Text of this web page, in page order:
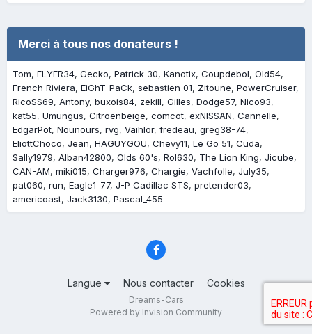
Merci à tous nos donateurs !
Tom FLYER34 Gecko Patrick 30 Kanotix Coupdebol Old54
French Riviera EiGhT-PaCk sebastien 01 Zitoune PowerCruiser
RicoSS69 Antony buxois84 zekill Gilles Dodge57 Nico93
kat55 Umungus Citroenbeige comcot exNISSAN Cannelle
EdgarPot Nounours rvg Vaihlor fredeau greg38-74
EliottChoco Jean HAGUYGOU Chevy11 Le Go 51 Cuda
Sally1979 Alban42800 Olds 60's Rol630 The Lion King Jicube
CAN-AM miki015 Charger976 Chargie Vachfolle July35
pat060 run Eagle1_77 J-P Cadillac STS pretender03
americoast Jack3130 Pascal_455
Langue Nous contacter Cookies
Dreams-Cars
Powered by Invision Community